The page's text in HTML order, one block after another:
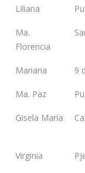
Liliana
Ma.
Florencia
Mariana 9
Ma. Paz
Gisela Maria
Virginia